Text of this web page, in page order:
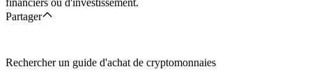
financiers ou d'investissement.
Partager
Rechercher un guide d'achat de cryptomonnaies